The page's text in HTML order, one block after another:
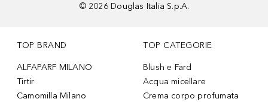
© 2026 Douglas Italia S.p.A.
TOP BRAND
ALFAPARF MILANO
Tirtir
Camomilla Milano
TOP CATEGORIE
Blush e Fard
Acqua micellare
Crema corpo profumata